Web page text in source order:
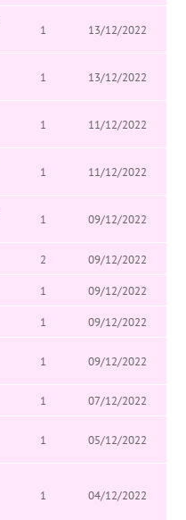
1 13/12/2022
1 13/12/2022
1 11/12/2022
1 11/12/2022
1 09/12/2022
2 09/12/2022
1 09/12/2022
1
09/12/2022
1 09/12/2022
1
07/12/2022
1 05/12/2022
1 04/12/2022